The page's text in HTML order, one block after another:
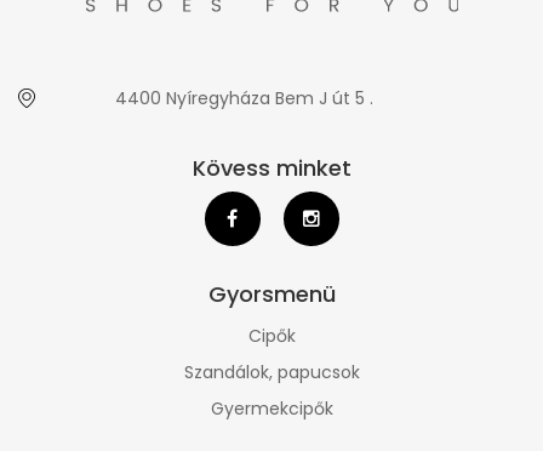
4400 Nyíregyháza Bem J út 5 .
Kövess minket
Gyorsmenü
Cipők
Szandálok, papucsok
Gyermekcipők